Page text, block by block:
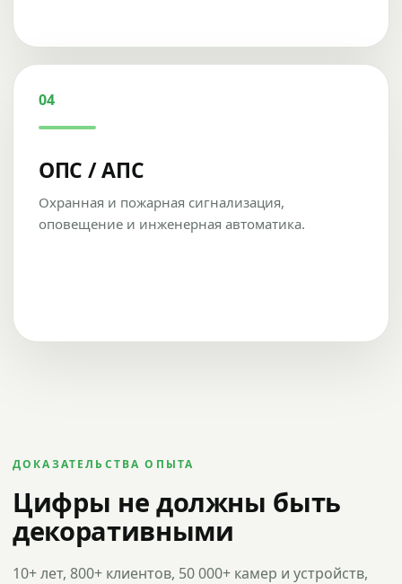
04
ОПС / АПС
Охранная и пожарная сигнализация,
оповещение и инженерная автоматика.
ДОКАЗАТЕЛЬСТВА ОПЫТА
Цифры не должны быть
декоративными
10+ лет, 800+ клиентов, 50 000+ камер и устройств,